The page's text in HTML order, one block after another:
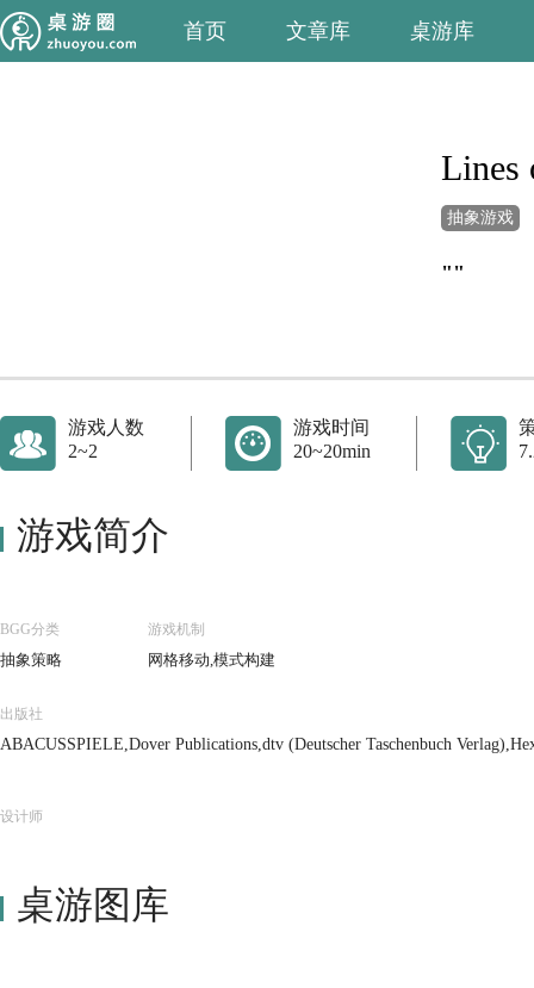
首页 文章库 桌游库
Lines
抽象游戏
""
游戏人数
2~2
游戏时间
20~20min
游戏简介
BGG分类
抽象策略
游戏机制
网格移动,模式构建
出版社
ABACUSSPIELE,Dover Publications,dtv (Deutscher Taschenbuch
设计师
桌游图库